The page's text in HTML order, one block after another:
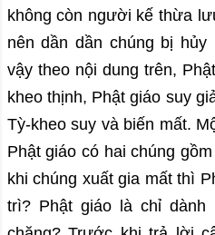
không còn người kế thừa
nên dần dần chúng bị
vậy theo nội dung trên,
kheo thịnh, Phật giáo suy
Tỳ-kheo suy và biến mất.
Phật giáo có hai chúng
khi chúng xuất gia mất thì
trì? Phật giáo là chỉ dành